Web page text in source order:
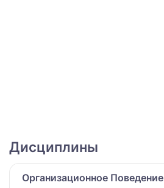
Дисциплины
Организационное Поведение